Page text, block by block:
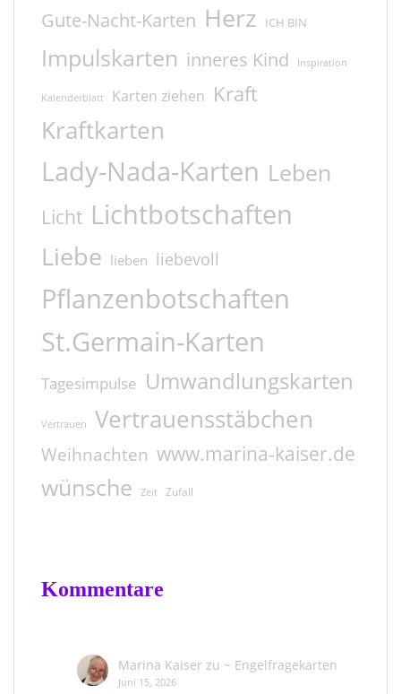
Gute-Nacht-Karten Herz ICH BIN
Impulskarten inneres Kind Inspiration
Kalenderblatt Karten ziehen Kraft
Kraftkarten
Lady-Nada-Karten Leben
Licht Lichtbotschaften
Liebe lieben liebevoll
Pflanzenbotschaften
St.Germain-Karten
Tagesimpulse Umwandlungskarten
Vertrauen Vertrauensstäbchen
Weihnachten www.marina-kaiser.de
wünsche Zeit Zufall
Kommentare
Marina Kaiserzu ~ Engelfragekarten
Juni 15, 2026